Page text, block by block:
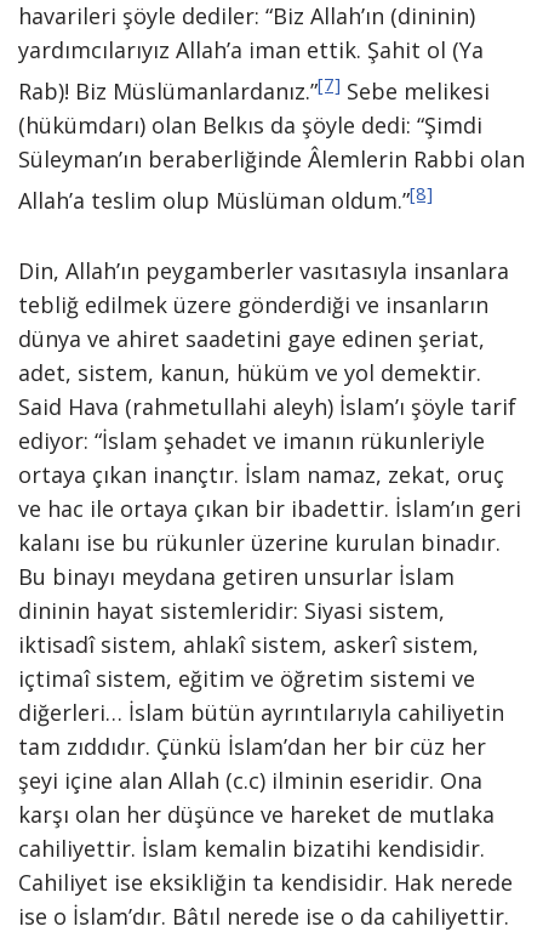
havarileri şöyle dediler: “Biz Allah’ın (dininin)
yardımcılarıyız Allah’a iman ettik. Şahit ol (Ya
Rab)! Biz Müslümanlardanız.”[7] Sebe melikesi
(hükümdarı) olan Belkıs da şöyle dedi: “Şimdi
Süleyman’ın beraberliğinde Âlemlerin Rabbi olan
Allah’a teslim olup Müslüman oldum.”[8]
Din, Allah’ın peygamberler vasıtasıyla insanlara
tebliğ edilmek üzere gönderdiği ve insanların
dünya ve ahiret saadetini gaye edinen şeriat,
adet, sistem, kanun, hüküm ve yol demektir.
Said Hava (rahmetullahi aleyh) İslam’ı şöyle tarif
ediyor: “İslam şehadet ve imanın rükunleriyle
ortaya çıkan inançtır. İslam namaz, zekat, oruç
ve hac ile ortaya çıkan bir ibadettir. İslam’ın geri
kalanı ise bu rükunler üzerine kurulan binadır.
Bu binayı meydana getiren unsurlar İslam
dininin hayat sistemleridir: Siyasi sistem,
iktisadî sistem, ahlakî sistem, askerî sistem,
içtimaî sistem, eğitim ve öğretim sistemi ve
diğerleri… İslam bütün ayrıntılarıyla cahiliyetin
tam zıddıdır. Çünkü İslam’dan her bir cüz her
şeyi içine alan Allah (c.c) ilminin eseridir. Ona
karşı olan her düşünce ve hareket de mutlaka
cahiliyettir. İslam kemalin bizatihi kendisidir.
Cahiliyet ise eksikliğin ta kendisidir. Hak nerede
ise o İslam’dır. Bâtıl nerede ise o da cahiliyettir.